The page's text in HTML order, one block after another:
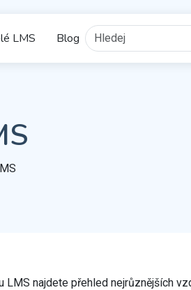
LMS Blog
najdete přehled nejrůznějších